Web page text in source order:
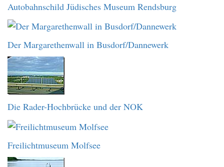
Autobahnschild Jüdisches Museum Rendsburg
Der Margarethenwall in Busdorf/Dannewerk
Die Rader-Hochbrücke und der NOK
Freilichtmuseum Molfsee